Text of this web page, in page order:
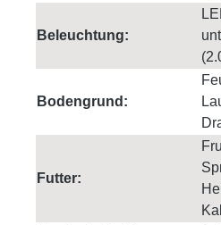
Beleuchtung:
Bodengrund:
Futter: